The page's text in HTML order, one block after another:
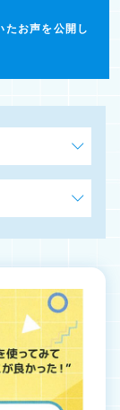
たお声を公開し